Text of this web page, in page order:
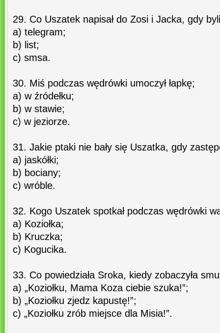
29. Co Uszatek napisał do Zosi i Jacka, gdy
a) telegram;
b) list;
c) smsa.
30. Miś podczas wędrówki umoczył łapkę;
a) w źródełku;
b) w stawie;
c) w jeziorze.
31. Jakie ptaki nie bały się Uszatka, gdy
a) jaskółki;
b) bociany;
c) wróble.
32. Kogo Uszatek spotkał podczas wędrówki
a) Koziołka;
b) Kruczka;
c) Kogucika.
33. Co powiedziała Sroka, kiedy zobaczyła
a) „Koziołku, Mama Koza ciebie szuka!”;
b) „Koziołku zjedz kapustę!”;
c) „Koziołku zrób miejsce dla Misia!”.